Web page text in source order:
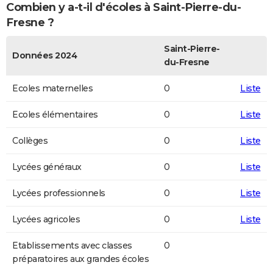
Combien y a-t-il d'écoles à Saint-Pierre-du-
Fresne ?
Données 2024
Saint-Pierre-
du-Fresne
Ecoles maternelles 0 Liste
Ecoles élémentaires 0 Liste
Collèges 0 Liste
Lycées généraux 0 Liste
Lycées professionnels 0 Liste
Lycées agricoles 0 Liste
Etablissements avec classes
préparatoires aux grandes écoles
0